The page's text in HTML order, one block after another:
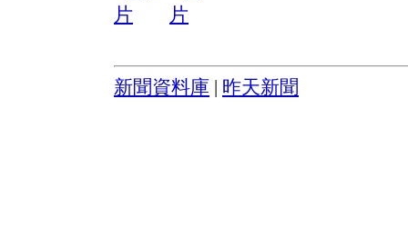
新聞資料庫 昨天新聞